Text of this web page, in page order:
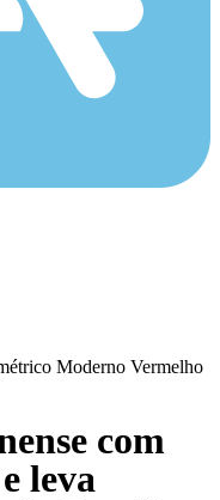
com
leva